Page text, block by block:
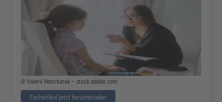
© Valerii Honcharuk – stock.adobe.com
Fachartikel jetzt herunterladen